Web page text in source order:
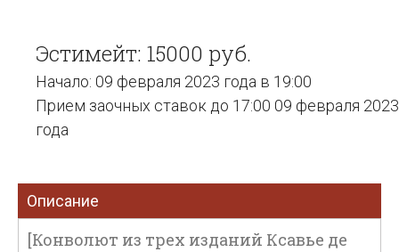
Эстимейт: 15000 руб.
Начало: 09 февраля 2023 года в 19:00
Прием заочных ставок до 17:00 09 февраля 2023
года
Описание
[Конволют из трех изданий Ксавье де